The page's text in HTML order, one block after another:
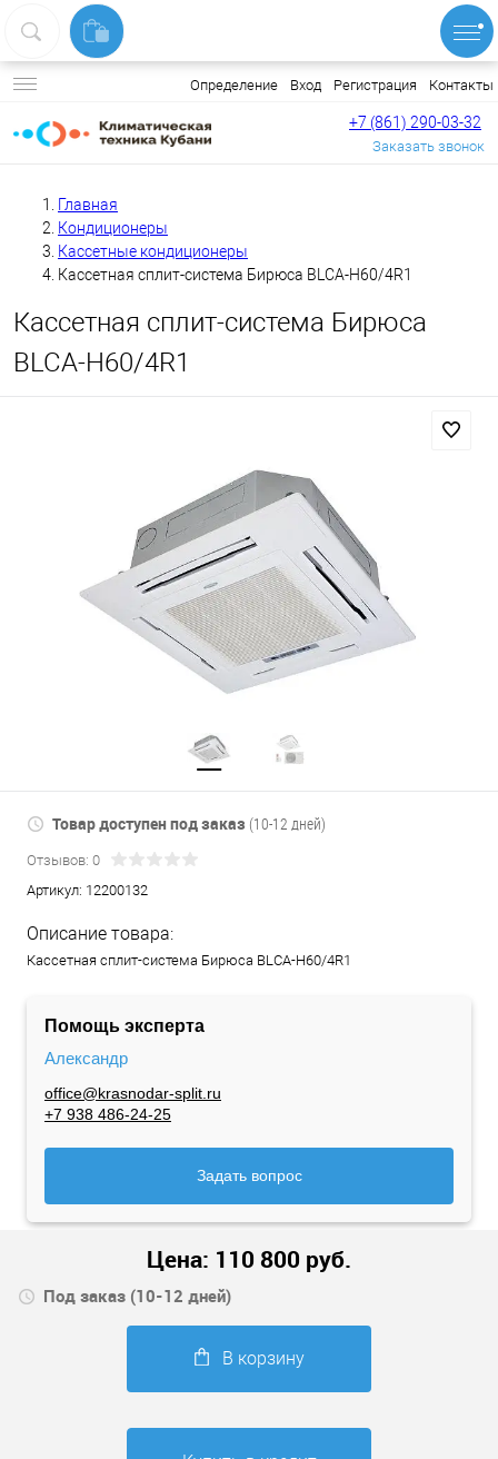
Определение Вход Регистрация Контакты
+7 (861) 290-03-32
Заказать звонок
Главная
Кондиционеры
Кассетные кондиционеры
Кассетная сплит-система Бирюса BLCA-H60/4R1
Кассетная сплит-система Бирюса
BLCA-H60/4R1
Товар доступен под заказ (10-12 дней)
Отзывов: 0
Артикул: 12200132
Описание товара:
Кассетная сплит-система Бирюса BLCA-H60/4R1
Помощь эксперта
Александр
office@krasnodar-split.ru
+7 938 486-24-25
Задать вопрос
Цена: 110 800 руб.
Под заказ (10-12 дней)
В корзину